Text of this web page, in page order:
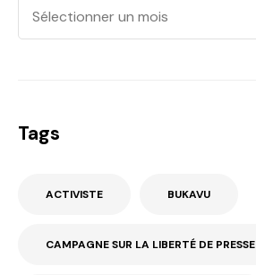
Tags
ACTIVISTE BUKAVU
CAMPAGNE SUR LA LIBERTÉ DE PRESSE